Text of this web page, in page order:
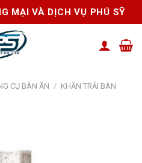
MẠI VÀ DỊCH VỤ PHÚ SỸ
CỤ BÀN ĂN / KHĂN TRẢI BÀN